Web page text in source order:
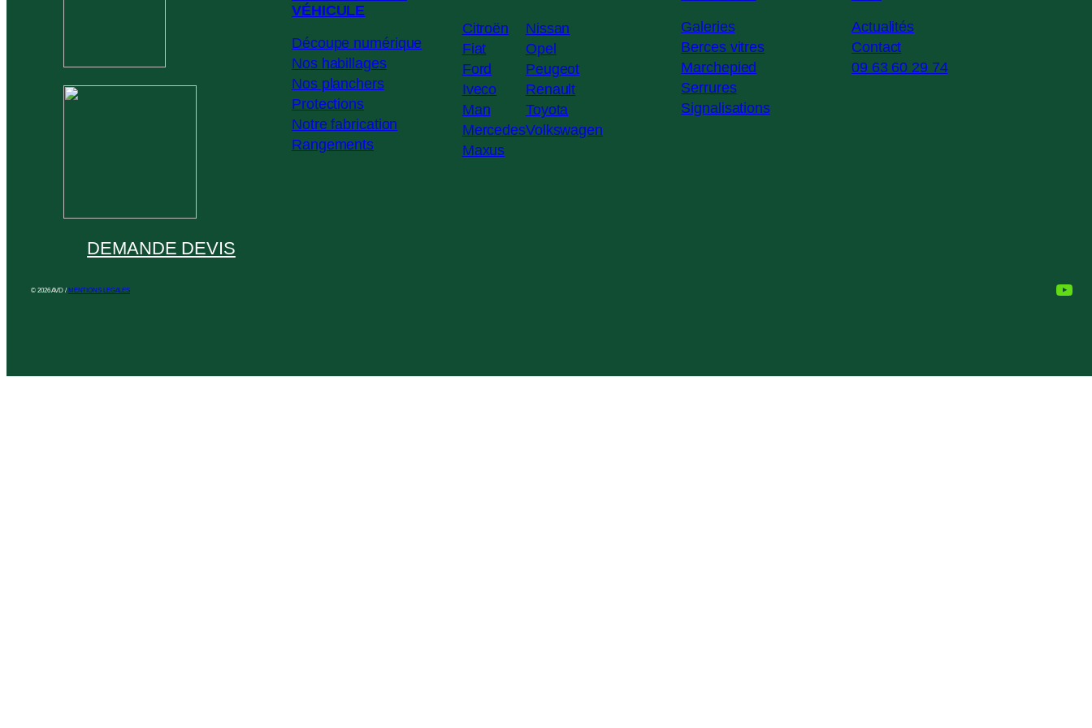
DEMANDE DEVIS
VÉHICULE
Découpe numérique
Nos habillages
Nos planchers
Protections
Notre fabrication
Rangements
Citroën
Fiat
Ford
Iveco
Man
Mercedes
Maxus
Nissan
Opel
Peugeot
Renault
Toyota
Volkswagen
Galeries
Berces vitres
Marchepied
Serrures
Signalisations
Actualités
Contact
09 63 60 29 74
© 2026 AVD / MENTIONS LEGALES